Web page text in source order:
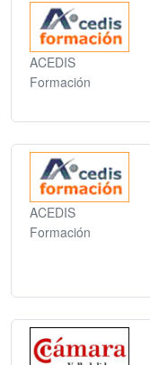
ACEDIS
Formación
ACEDIS
Formación